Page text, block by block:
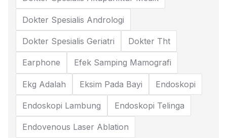
Dokter Spesialis Andrologi
Dokter Spesialis Geriatri Dokter Tht
Earphone Efek Samping Mamografi
Ekg Adalah Eksim Pada Bayi Endoskopi
Endoskopi Lambung Endoskopi Telinga
Endovenous Laser Ablation